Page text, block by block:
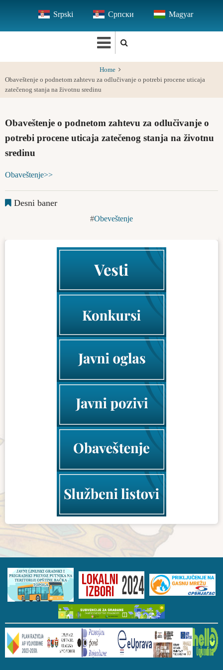
main
Srpski Српски Magyar
Home
Obaveštenje o podnetom zahtevu za odlučivanje o potrebi procene uticaja
zatečenog stanja na životnu sredinu
Obaveštenje o podnetom zahtevu za odlučivanje o
potrebi procene uticaja zatečenog stanja na životnu
sredinu
Obaveštenje>>
Desni baner
Obeveštenje